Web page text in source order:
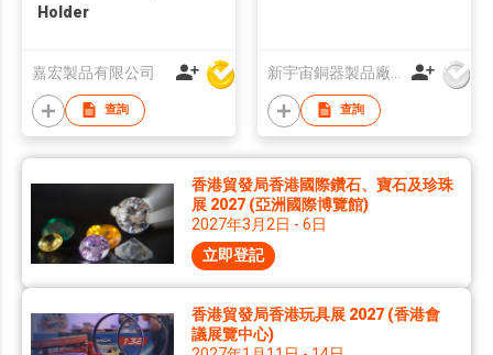
Holder
嘉宏製品有限公司
查詢 查詢
香港貿發局香港國際鑽石、寶石及珍珠
展 2027 (亞洲國際博覽館)
2027年3月2日 - 6日
立即登記
香港貿發局香港玩具展 2027 (香港會
議展覽中心)